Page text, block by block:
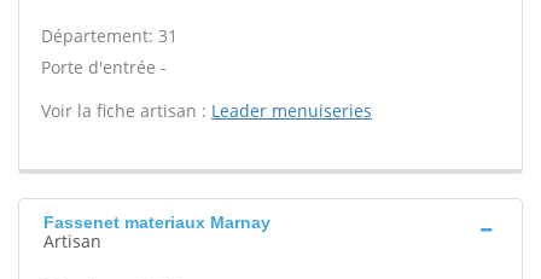
Département: 31
Porte d'entrée -
Voir la fiche artisan : Leader menuiseries
Fassenet materiaux Marnay
Artisan